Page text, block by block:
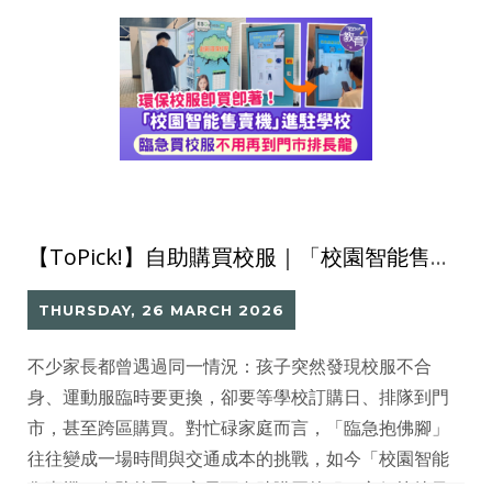
【ToPick!】自助購買校服｜「校園智能售賣機」環保校服即買即著 免到門市排長龍自助購買更省時
THURSDAY, 26 MARCH 2026
不少家長都曾遇過同一情況：孩子突然發現校服不合
身、運動服臨時要更換，卻要等學校訂購日、排隊到門
市，甚至跨區購買。對忙碌家庭而言，「臨急抱佛腳」
往往變成一場時間與交通成本的挑戰，如今「校園智能